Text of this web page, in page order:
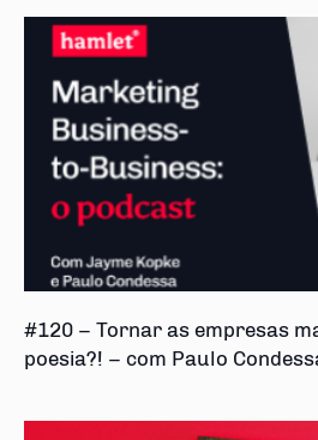
#120 – Tornar as empresas
poesia?! – com Paulo